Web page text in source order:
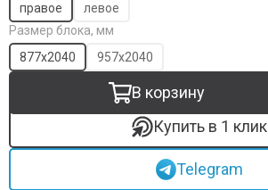
правое
левое
Размер блока, мм
877х2040
957х2040
В корзину
Купить в 1 клик
Telegram